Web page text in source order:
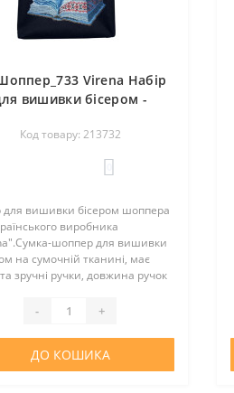
Virena Набір
вишивки бісером -
будиночок 39х32,5 см
(сумочна тканина)
Код товару: 213732
для вишивки бісером шоппера
виробника
шоппер для вишивки
на сумочній тканині, має
та зручні ручки, довжина ручок
додаткових операцій зі
- +
ДО КОШИКА